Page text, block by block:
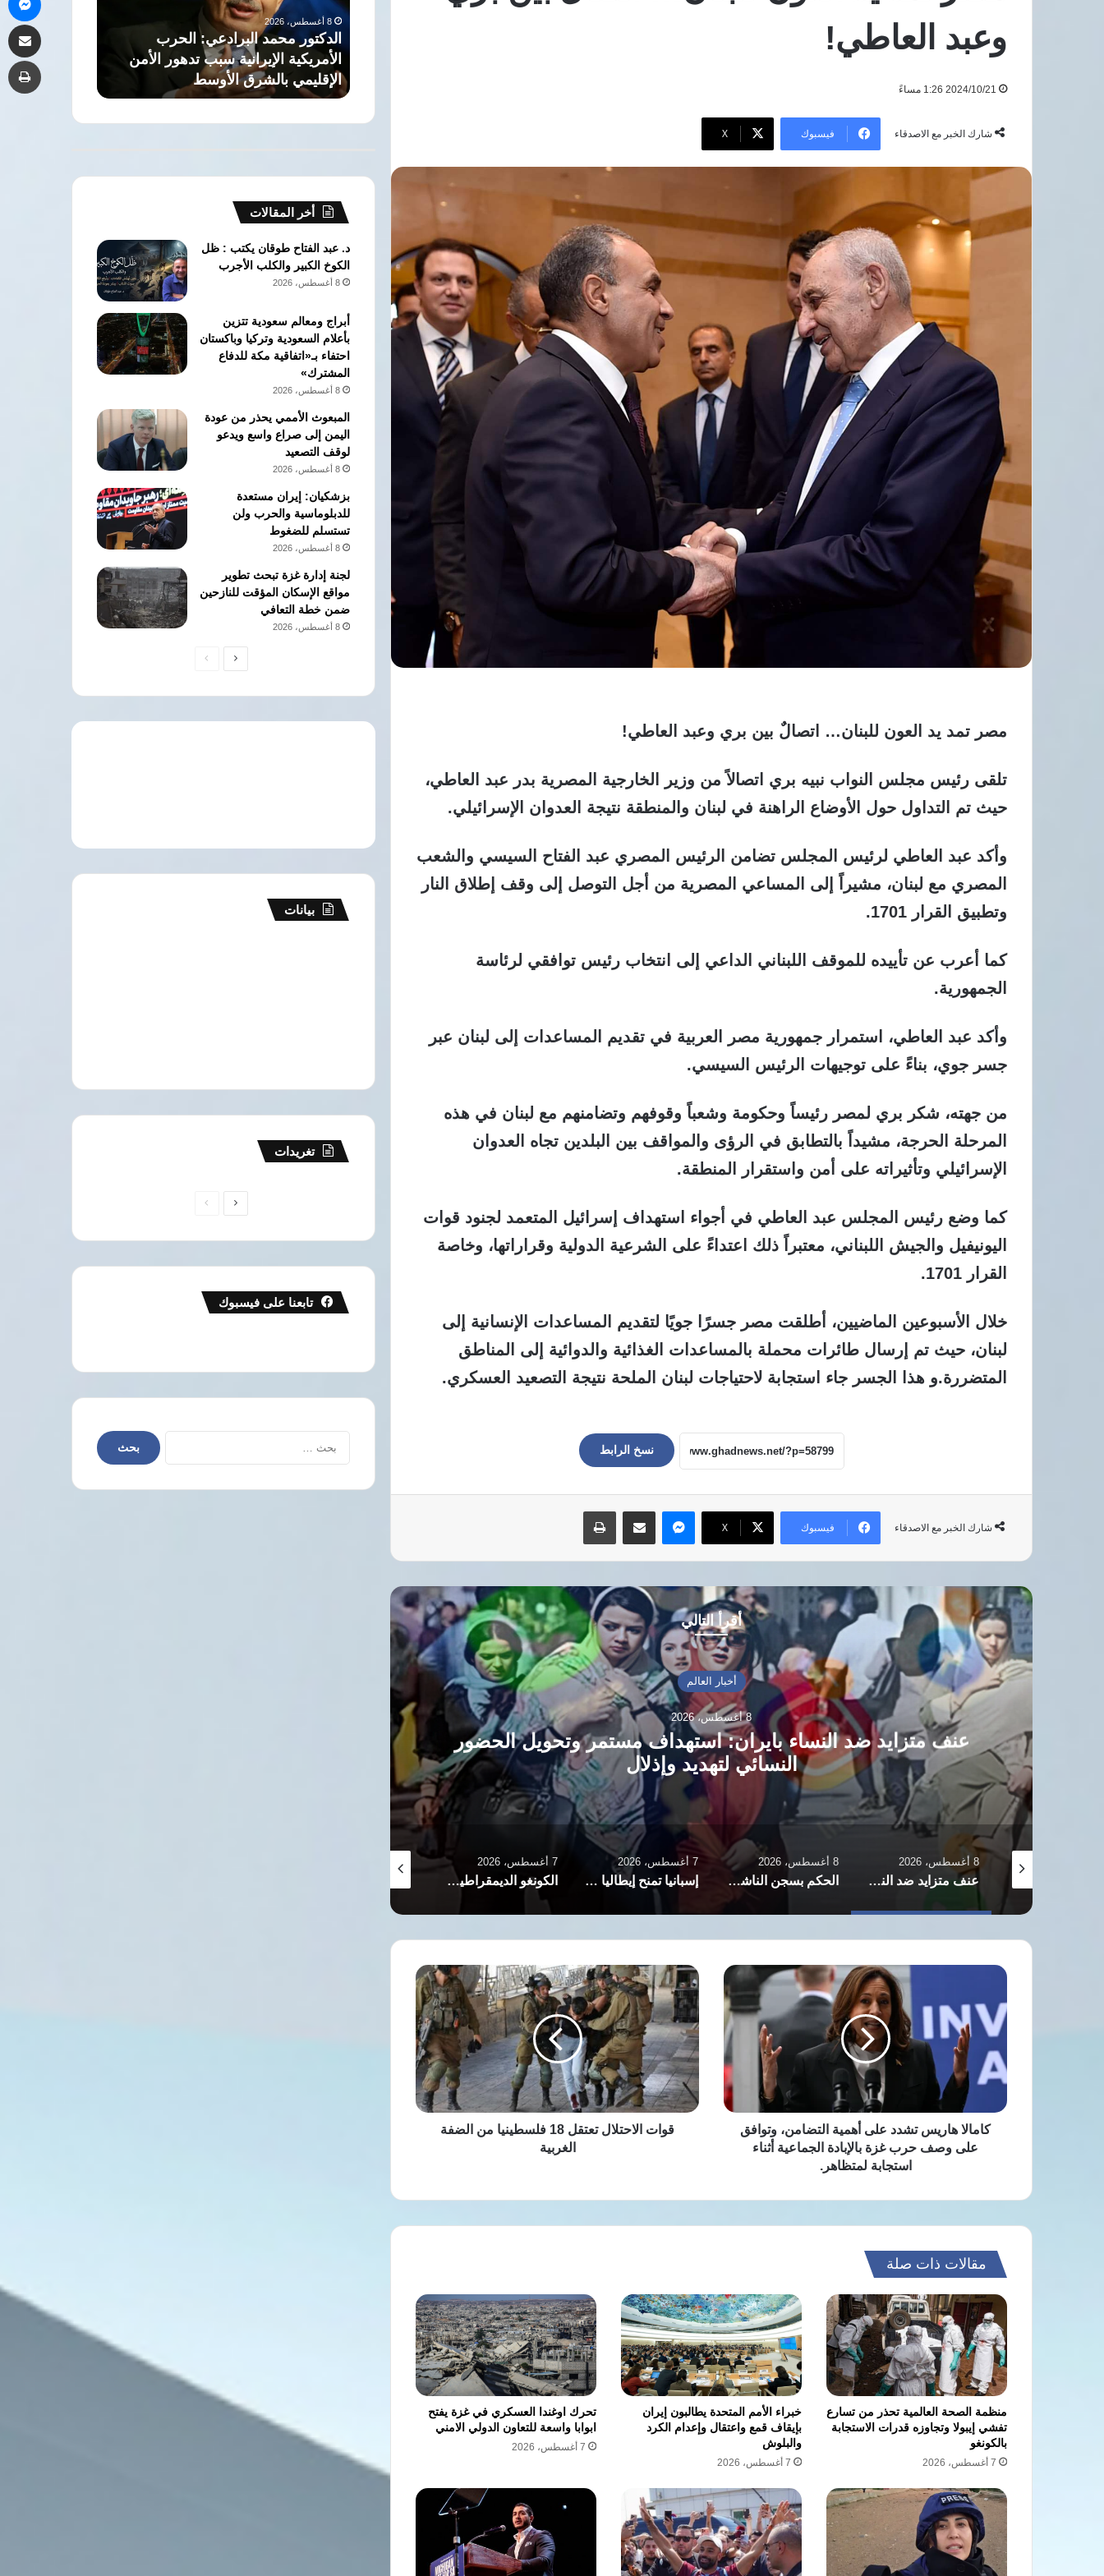
وعبد العاطي!
2024/10/21 1:26 مساءً
شارك الخبر مع الاصدقاء فيسبوك ‫X
مصر تمد يد العون للبنان… اتصالٌ بين بري وعبد العاطي!
تلقى رئيس مجلس النواب نبيه بري اتصالاً من وزير الخارجية المصرية بدر عبد العاطي،
حيث تم التداول حول الأوضاع الراهنة في لبنان والمنطقة نتيجة العدوان الإسرائيلي.
وأكد عبد العاطي لرئيس المجلس تضامن الرئيس المصري عبد الفتاح السيسي والشعب
المصري مع لبنان، مشيراً إلى المساعي المصرية من أجل التوصل إلى وقف إطلاق النار
وتطبيق القرار 1701.
كما أعرب عن تأييده للموقف اللبناني الداعي إلى انتخاب رئيس توافقي لرئاسة
الجمهورية.
وأكد عبد العاطي، استمرار جمهورية مصر العربية في تقديم المساعدات إلى لبنان عبر
جسر جوي، بناءً على توجيهات الرئيس السيسي.
من جهته، شكر بري لمصر رئيساً وحكومة وشعباً وقوفهم وتضامنهم مع لبنان في هذه
المرحلة الحرجة، مشيداً بالتطابق في الرؤى والمواقف بين البلدين تجاه العدوان
الإسرائيلي وتأثيراته على أمن واستقرار المنطقة.
كما وضع رئيس المجلس عبد العاطي في أجواء استهداف إسرائيل المتعمد لجنود قوات
اليونيفيل والجيش اللبناني، معتبراً ذلك اعتداءً على الشرعية الدولية وقراراتها، وخاصة
القرار 1701.
خلال الأسبوعين الماضيين، أطلقت مصر جسرًا جويًا لتقديم المساعدات الإنسانية إلى
لبنان، حيث تم إرسال طائرات محملة بالمساعدات الغذائية والدوائية إلى المناطق
المتضررة.و هذا الجسر جاء استجابة لاحتياجات لبنان الملحة نتيجة التصعيد العسكري.
نسخ الرابط
شارك الخبر مع الاصدقاء فيسبوك ‫X
ماسنجر مشاركة عبر البريد طباعة
أقرأ التالي
أخبار العالم
8 أغسطس، 2026
عنف متزايد ضد النساء بايران: استهداف مستمر وتحويل الحضور
النسائي لتهديد وإذلال
8 أغسطس، 2026
عنف متزايد ضد النساء بايران: استهداف مستمر وتحويل الحضور النسائي لتهديد وإذلال
8 أغسطس، 2026
الحكم بسجن الناشطة آزاده يعقوبي مع تدهور حالتها الصحية في إيران
7 أغسطس، 2026
إسبانيا تمنح إيطاليا مهلة نهائية لإنهاء الضوابط الحدودية بسبب أزمة سبتة
7 أغسطس، 2026
الكونغو الديمقراطية.. إصابات فيروس إيبولا تتجاوز 4 آلاف
كامالا
تشدد
على
التضامن،
وتوافق
وصف
حربكامالا هاريس تشدد على أهمية التضامن، وتوافق
على وصف حرب غزة بالإبادة الجماعية أثناء
استجابة لمتظاهر.
قوات
الاحتلال
تعتقل
18
فلسطينيا
من
الضفة
الغربية
قوات الاحتلال تعتقل 18 فلسطينيا من الضفة
الغربية
مقالات ذات صلة
منظمة الصحة العالمية تحذر من تسارع
تفشي إيبولا وتجاوزه قدرات الاستجابة
بالكونغو
7 أغسطس، 2026
خبراء الأمم المتحدة يطالبون إيران
بإيقاف قمع واعتقال وإعدام الكرد
والبلوش
7 أغسطس، 2026
تحرك اوغندا العسكري في غزة يفتح
ابوابا واسعة للتعاون الدولي الامني
7 أغسطس، 2026
للكشف
المبكر
السرطان
بالمجان
قصر العيني يطلق «100 يوم صحة»
للكشف المبكر عن السرطان والأمراض
الدكتور محمد البرادعي: الحرب
الأمريكية الإيرانية سبب تدهور الأمن
الإقليمي بالشرق الأوسط
أي
دولة
في
المنطقة
7 أغسطس، 2026
السعودية: “اتفاقية مكة” لا تستهدف أي
دولة في المنطقة
أخر المقالات
د. عبد الفتاح طوقان يكتب : ظل
الكوخ الكبير والكلب الأجرب
8 أغسطس، 2026
أبراج ومعالم سعودية تتزين
بأعلام السعودية وتركيا وباكستان
احتفاء بـ«اتفاقية مكة للدفاع
المشترك»
8 أغسطس، 2026
المبعوث الأممي يحذر من عودة
اليمن إلى صراع واسع ويدعو
لوقف التصعيد
8 أغسطس، 2026
بزشكيان: إيران مستعدة
للدبلوماسية والحرب ولن
تستسلم للضغوط
8 أغسطس، 2026
لجنة إدارة غزة تبحث تطوير
مواقع الإسكان المؤقت للنازحين
ضمن خطة التعافي
8 أغسطس، 2026
الصفحةالصفحة
بيانات
تغريدات
الصفحةالصفحة
تابعنا على فيسبوك
البحث
عن: